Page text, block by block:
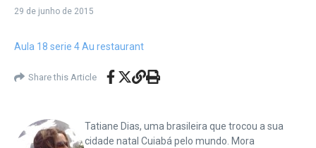
29 de junho de 2015
Aula 18 serie 4 Au restaurant
Share this Article
Tatiane Dias, uma brasileira que trocou a sua
cidade natal Cuiabá pelo mundo. Mora